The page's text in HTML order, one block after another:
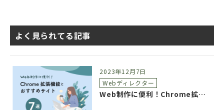
よく見られてる記事
2023年12月7日
Webディレクター
Web制作に便利！Chrome拡張機能とおすすめサイト7選